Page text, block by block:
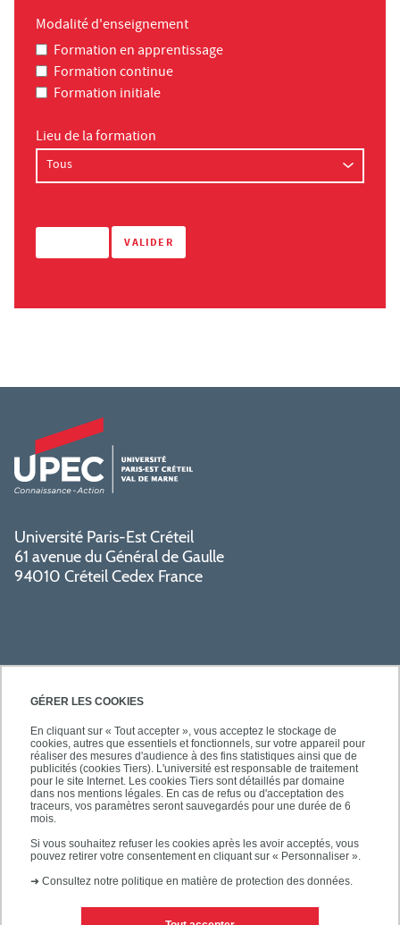
GÉRER LES COOKIES
En cliquant sur « Tout accepter », vous acceptez le stockage de
cookies, autres que essentiels et fonctionnels, sur votre appareil pour
réaliser des mesures d'audience à des fins statistiques ainsi que de
publicités (cookies Tiers). L'université est responsable de traitement
pour le site Internet. Les cookies Tiers sont détaillés par domaine
dans nos mentions légales. En cas de refus ou d'acceptation des
traceurs, vos paramètres seront sauvegardés pour une durée de 6
mois.
Si vous souhaitez refuser les cookies après les avoir acceptés, vous
pouvez retirer votre consentement en cliquant sur « Personnaliser ».
➜ Consultez notre politique en matière de protection des données.
Modalité d'enseignement
Formation en apprentissage
Formation continue
Formation initiale
Lieu de la formation
Université Paris-Est Créteil
61 avenue du Général de Gaulle
94010 Créteil Cedex France
SÉCURITÉ
SUIVEZ-NOUS